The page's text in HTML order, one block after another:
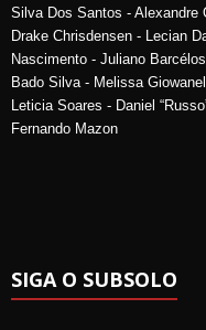
Silva Dos Santos - Alexandre
Drake Chrisdensen - Lecian
Nascimento - Juliano
Bado Silva - Melissa
Leticia Soares - Daniel
Fernando Mazon
SIGA O SUBSOLO